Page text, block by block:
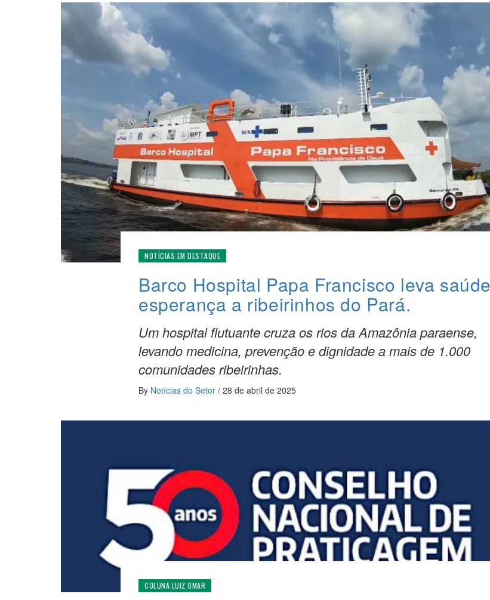
NOTÍCIAS EM DESTAQUE
Barco Hospital Papa Francisco leva
esperança a ribeirinhos do Pará.
Um hospital flutuante cruza os rios da Amazônia paraense,
levando medicina, prevenção e dignidade a mais de 1.000
comunidades ribeirinhas.
By Notícias do Setor / 28 de abril de 2025
COLUNA LUIZ OMAR